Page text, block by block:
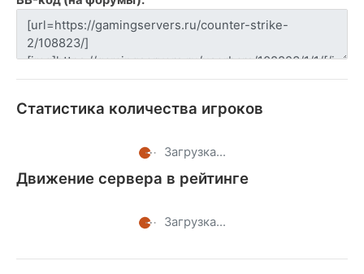
Статистика количества игроков
Загрузка...
Движение сервера в рейтинге
Загрузка...